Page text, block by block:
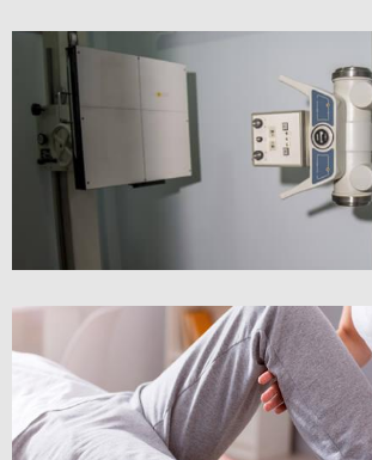
RADIOGRAPHIE – SÉRIE
RÉÉVALUATION